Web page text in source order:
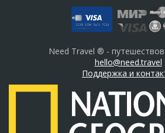
Need Travel ® -
hello@need.travel
Поддержка и